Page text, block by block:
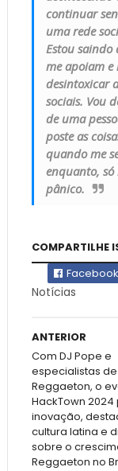
continuar
uma rede
Estou
me apoiam e
desintoxicar
sociais. Vou
de uma
poste as
quando me
enquanto, só
pânico.
COMPARTILHE
Facebook
Notícias
ANTERIOR
Com DJ Pope e
especialistas de
Reggaeton, o
HackTown
inovação,
cultura latina e
sobre o
Reggaeton no